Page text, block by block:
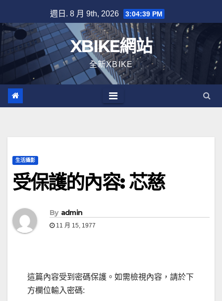
to
content
週日. 8 月 9th, 2026 3:04:40 PM
XBIKE網站
全新XBIKE
生活攝影
受保護的內容: 芯慈
By admin
11 月 15, 1977
這篇內容受到密碼保護。如需檢視內容，請於下
方欄位輸入密碼: